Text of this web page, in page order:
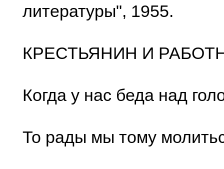
литературы", 1955.
КРЕСТЬЯНИН И
Когда у нас беда над
То рады мы тому